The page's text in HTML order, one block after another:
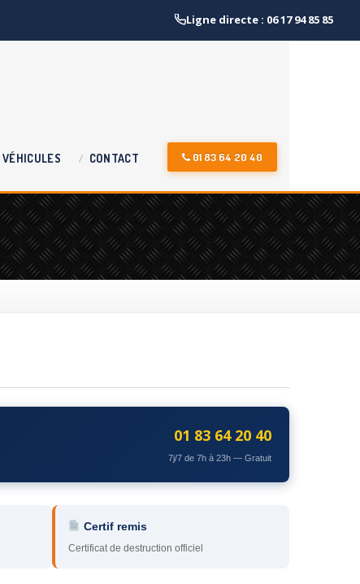
Ligne directe : 06 17 94 85 85
VÉHICULES CONTACT 01 83 64 20 40
01 83 64 20 40
7j/7 de 7h à 23h — Gratuit
Certif remis
Certificat de destruction officiel